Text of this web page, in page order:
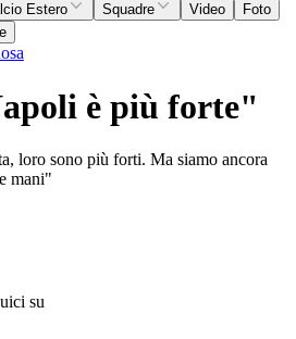
Estero Squadre Video
Foto
è più forte"
loro sono più forti. Ma siamo ancora
mani"
su